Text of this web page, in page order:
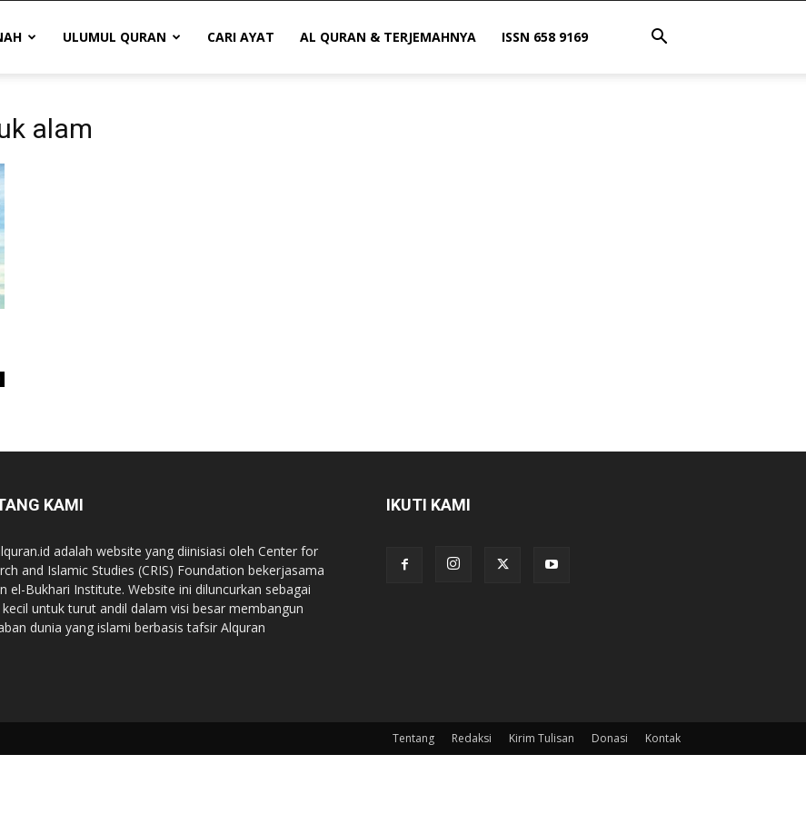
ULUMUL QURAN CARI AYAT AL QURAN & TERJEMAHNYA ISSN 658 9169
alam
KAMI
adalah website yang diinisiasi oleh Center for
and Islamic Studies (CRIS) Foundation bekerjasama
el-Bukhari Institute. Website ini diluncurkan sebagai
untuk turut andil dalam visi besar membangun
dunia yang islami berbasis tafsir Alquran
IKUTI KAMI
Tentang Redaksi Kirim Tulisan Donasi Kontak